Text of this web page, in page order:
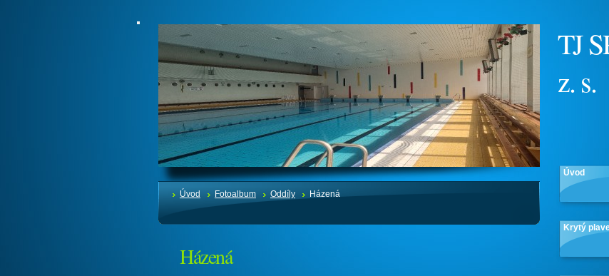
TJ
z. s.
Úvod Fotoalbum Oddíly Házená
Házená
Úvod
Krytý